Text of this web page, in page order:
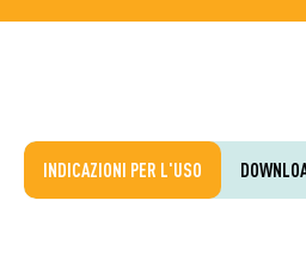
INDICAZIONI PER L'USO